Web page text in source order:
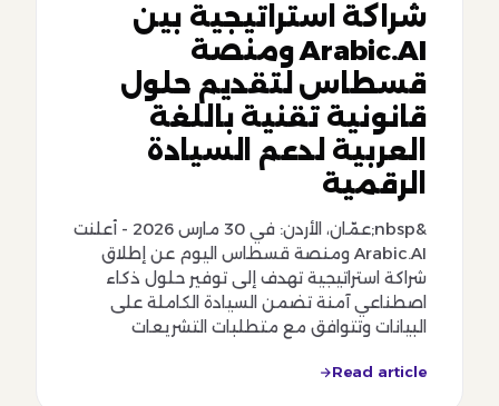
شراكة استراتيجية بين
Arabic.AI ومنصة
قسطاس لتقديم حلول
قانونية تقنية باللغة
العربية لدعم السيادة
الرقمية
&nbsp;عمّان، الأردن: في 30 مارس 2026 - أعلنت
Arabic.AI ومنصة قسطاس اليوم عن إطلاق
شراكة استراتيجية تهدف إلى توفير حلول ذكاء
اصطناعي آمنة تضمن السيادة الكاملة على
البيانات وتتوافق مع متطلبات التشريعات
Read article